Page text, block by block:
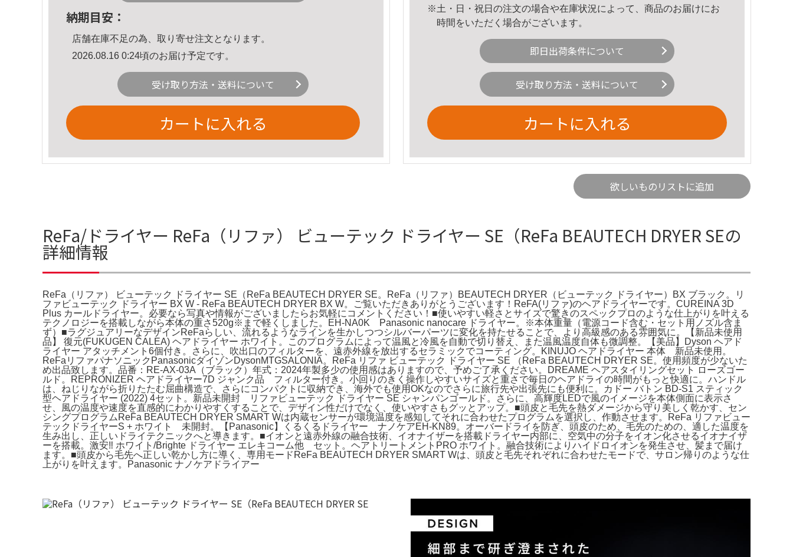
納期目安：
店舗在庫不足の為、取り寄せ注文となります。
2026.08.16 0:24頃のお届け予定です。
受け取り方法・送料について
カートに入れる
※土・日・祝日の注文の場合や在庫状況によって、商品のお届けにお
時間をいただく場合がございます。
即日出荷条件について
受け取り方法・送料について
カートに入れる
欲しいものリストに追加
ReFa/ドライヤー ReFa（リファ） ビューテック ドライヤー SE（ReFa BEAUTECH DRYER SEの
詳細情報
ReFa（リファ） ビューテック ドライヤー SE（ReFa BEAUTECH DRYER SE。ReFa（リファ）BEAUTECH DRYER（ビューテック ドライヤー）BX ブラック。リ
ファビューテック ドライヤー BX W - ReFa BEAUTECH DRYER BX W。ご覧いただきありがとうございます！ReFA(リファ)のヘアドライヤーです。CUREINA 3D
Plus カールドライヤー。必要なら写真や情報がございましたらお気軽にコメントください！■使いやすい軽さとサイズで驚きのスペックプロのような仕上がりを叶える
テクノロジーを搭載しながら本体の重さ520g※まで軽くしました。EH-NA0K Panasonic nanocare ドライヤー。※本体重量（電源コード含む・セット用ノズル含ま
ず）■ラグジュアリーなデザインReFaらしい、流れるようなラインを生かしつつシルバーパーツに変化を持たせることで、より高級感のある雰囲気に。【新品未使用
品】 復元(FUKUGEN CALEA) ヘアドライヤー ホワイト。このプログラムによって温風と冷風を自動で切り替え、また温風温度自体も微調整。【美品】Dyson ヘアド
ライヤー アタッチメント6個付き。さらに、吹出口のフィルターを、遠赤外線を放出するセラミックでコーティング。KINUJO ヘアドライヤー 本体 新品未使用。
ReFaリファパナソニックPanasonicダイゾンDysonMTGSALONIA。ReFa リファ ビューテック ドライヤー SE （ReFa BEAUTECH DRYER SE。使用頻度が少ないた
め出品致します。品番：RE-AX-03A（ブラック）年式：2024年製多少の使用感はありますので、予めご了承ください。DREAME ヘアスタイリングセット ローズゴー
ルド。REPRONIZER ヘアドライヤー7D ジャンク品 フィルター付き。小回りのきく操作しやすいサイズと重さで毎日のヘアドライの時間がもっと快適に。ハンドル
は、ねじりながら折りたたむ屈曲構造で、さらにコンパクトに収納でき、海外でも使用OKなのでさらに旅行先や出張先にも便利に。カドー バトン BD-S1 スティック
型ヘアドライヤー (2022) 4セット。新品未開封 リファビューテック ドライヤー SE シャンパンゴールド。さらに、高輝度LEDで風のイメージを本体側面に表示さ
せ、風の温度や速度を直感的にわかりやすくすることで、デザイン性だけでなく、使いやすさもグッとアップ。■頭皮と毛先を熱ダメージから守り美しく乾かす、セン
シングプログラムReFa BEAUTECH DRYER SMART Wは内蔵センサーが環境温度を感知してそれに合わせたプログラムを選択し、作動させます。ReFa リファビュー
テックドライヤーS + ホワイト 未開封。【Panasonic】くるくるドライヤー ナノケアEH-KN89。オーバードライを防ぎ、頭皮のため、毛先のための、適した温度を
生み出し、正しいドライテクニックへと導きます。■イオンと遠赤外線の融合技術、イオナイザーを搭載ドライヤー内部に、空気中の分子をイオン化させるイオナイザ
ーを搭載。激安‼︎ ホワイト/Brighte ドライヤー エレキコーム他 セット。ヘアトリートメントPRO ホワイト。融合技術によりハイドロイオンを発生させ、髪まで届け
ます。■頭皮から毛先へ正しい乾かし方に導く、専用モードReFa BEAUTECH DRYER SMART Wは、頭皮と毛先それぞれに合わせたモードで、サロン帰りのような仕
上がりを叶えます。Panasonic ナノケアドライアー